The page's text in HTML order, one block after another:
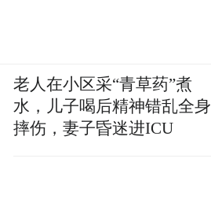
老人在小区采“青草药”煮
水，儿子喝后精神错乱全身
摔伤，妻子昏迷进ICU